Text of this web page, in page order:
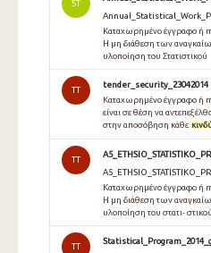
ST
Καταχωρημένο έγγραφο ή
Η μη διάθεση των
υλοποίηση του Στατιστικού
TT
tender_security_23042014
Καταχωρημένο έγγραφο ή
είναι σε θέση να
στην αποσόβηση κάθε
TT
Καταχωρημένο έγγραφο ή
Η μη διάθεση των
υλοποίηση του στατι- στικού
TT